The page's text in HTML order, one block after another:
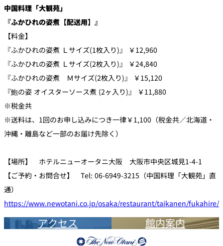
中国料理「大観苑」
『ふかひれの姿煮【配送用】』
【料金】
『ふかひれの姿煮 Ｌサイズ(1枚入り)』 ￥12,960
『ふかひれの姿煮 Ｌサイズ(2枚入り)』 ￥24,840
『ふかひれの姿煮 Ｍサイズ(2枚入り)』 ￥15,120
『鮑の姿 オイスターソース煮 (2ヶ入り)』 ￥11,880
※税金共
※送料は、1回のお申し込みにつき一律￥1,100（税金共／北海道・
沖縄・離島など一部のお届け先除く）
【場所】 ホテルニューオータニ大阪 大阪市中央区城見1-4-1
【ご予約・お問合せ】 Tel: 06-6949-3215（中国料理「大観苑」直
通）
https://www.newotani.co.jp/osaka/restaurant/taikanen/fukahire/
アクセス 館内案内